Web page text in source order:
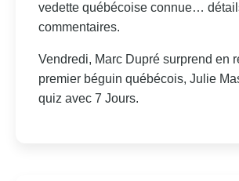
vedette québécoise connue…
commentaires.
Vendredi, Marc Dupré surprend en
premier béguin québécois, Julie
quiz avec 7 Jours.